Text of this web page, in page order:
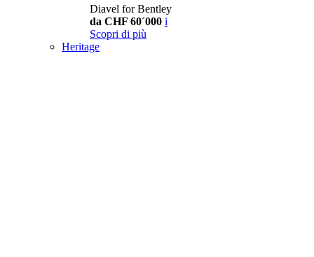
Diavel for Bentley
da CHF 60´000 i
Scopri di più
Heritage